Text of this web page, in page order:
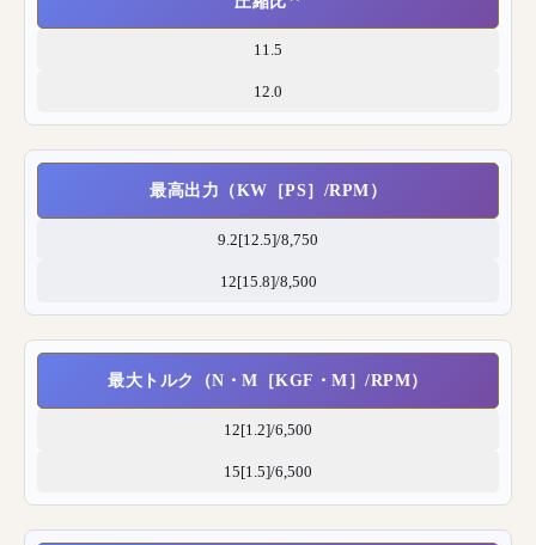
11.5
12.0
最高出力（KW［PS］/RPM）
9.2[12.5]/8,750
12[15.8]/8,500
最大トルク（N・M［KGF・M］/RPM）
12[1.2]/6,500
15[1.5]/6,500